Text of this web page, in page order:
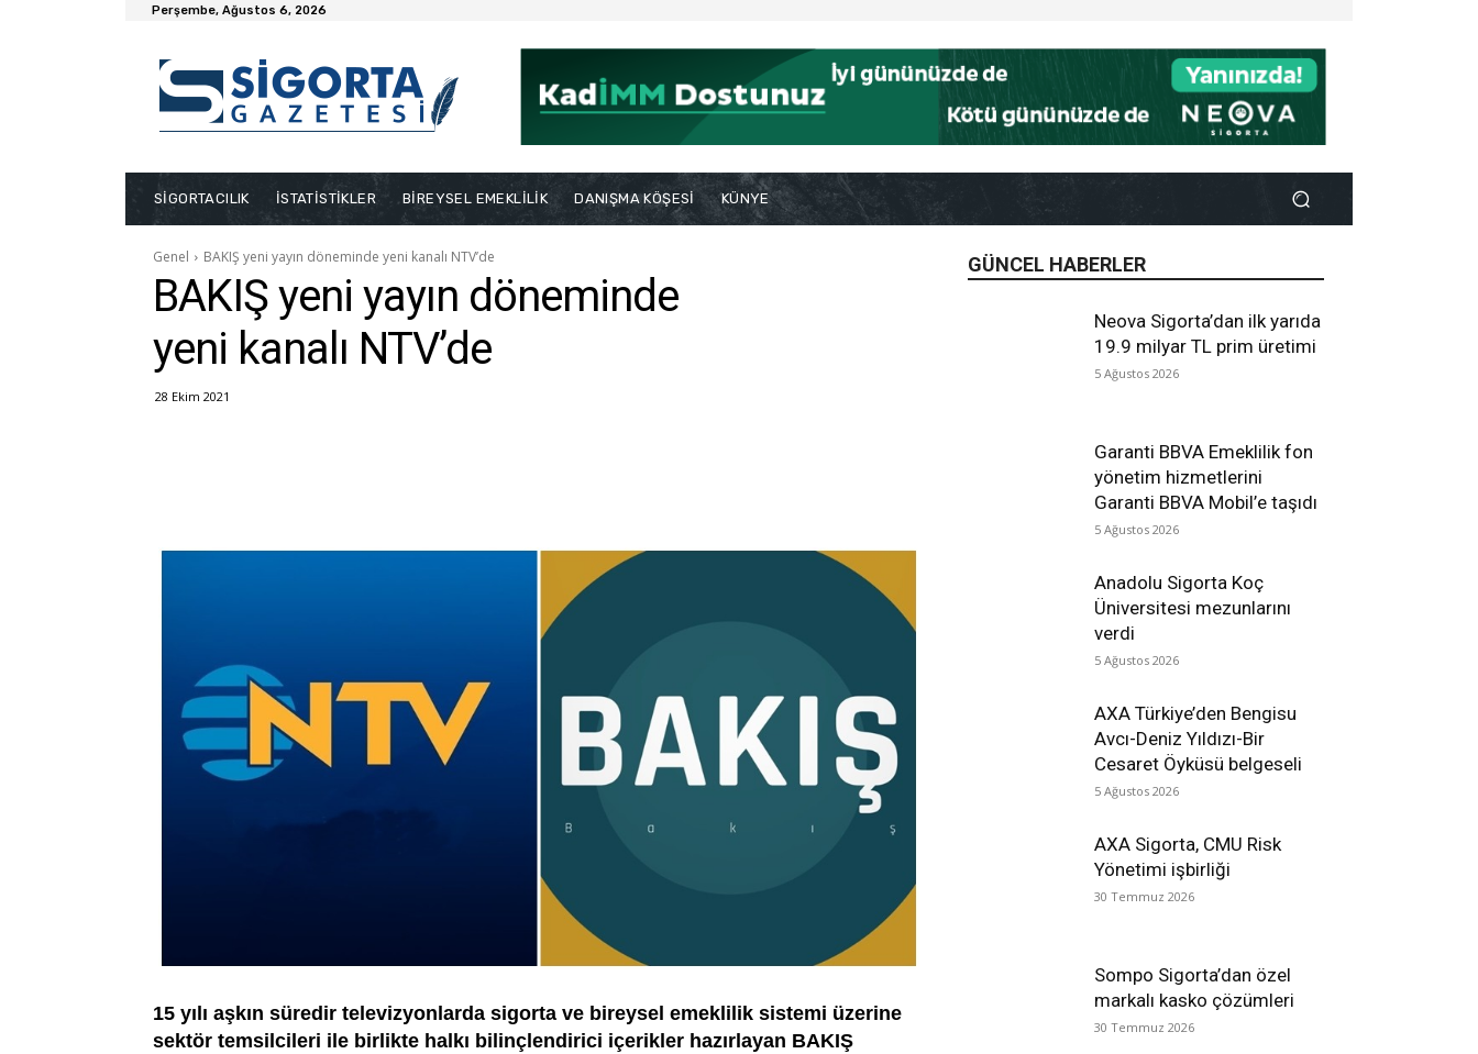
Perşembe, Ağustos 6, 2026
SİGORTACILIK İSTATİSTİKLER BİREYSEL EMEKLİLİK DANIŞMA KÖŞESİ KÜNYE
GÜNCEL HABERLER
Neova Sigorta’dan ilk yarıda
19.9 milyar TL prim üretimi
5 Ağustos 2026
Garanti BBVA Emeklilik fon
yönetim hizmetlerini
Garanti BBVA Mobil’e taşıdı
5 Ağustos 2026
Anadolu Sigorta Koç
Üniversitesi mezunlarını
verdi
5 Ağustos 2026
AXA Türkiye’den Bengisu
Avcı-Deniz Yıldızı-Bir
Cesaret Öyküsü belgeseli
5 Ağustos 2026
AXA Sigorta, CMU Risk
Yönetimi işbirliği
30 Temmuz 2026
Sompo Sigorta’dan özel
markalı kasko çözümleri
30 Temmuz 2026
Genel BAKIŞ yeni yayın döneminde yeni kanalı NTV’de
BAKIŞ yeni yayın döneminde
yeni kanalı NTV’de
28 Ekim 2021
15 yılı aşkın süredir televizyonlarda sigorta ve bireysel emeklilik sistemi üzerine
sektör temsilcileri ile birlikte halkı bilinçlendirici içerikler hazırlayan BAKIŞ